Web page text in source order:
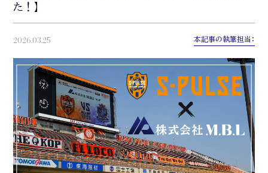
た！】
2026.03.25 本記事の執筆担当：